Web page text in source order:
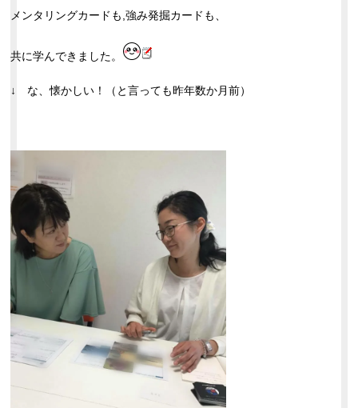
メンタリングカードも,強み発掘カードも、
共に学んできました。
↓ な、懐かしい！（と言っても昨年数か月前）